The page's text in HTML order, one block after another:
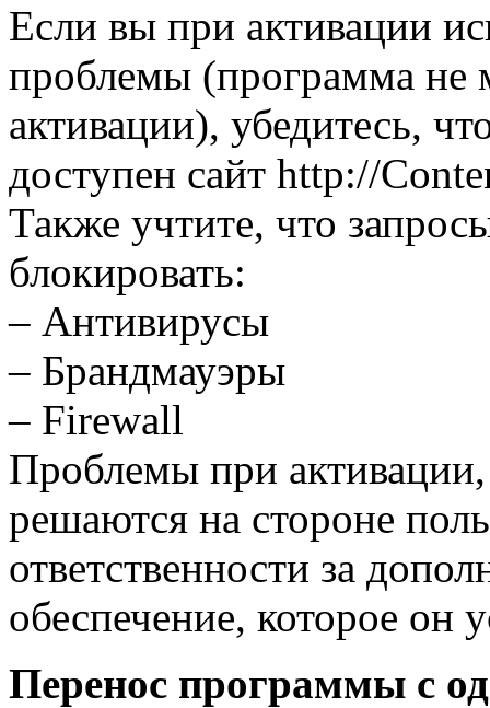
Если вы при активации
проблемы (программа не
активации), убедитесь,
доступен сайт http://
Также учтите, что
блокировать:
– Антивирусы
– Брандмауэры
– Firewall
Проблемы при
решаются на стороне
ответственности за
обеспечение, которое он
Перенос программы с